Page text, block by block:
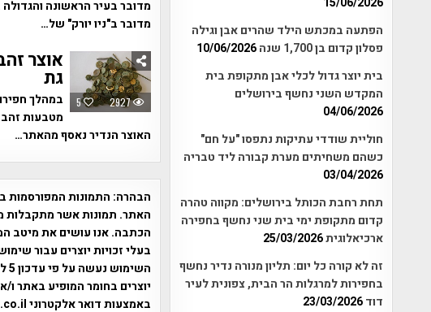
מדובר בעיר הראשונה
מדובר ב"ניו יורק" של…
5 2927
גת
במהלך
האוצר הנדיר נאסף מהאתר…
הבהרה: התמונות המפורסמות
האתר. תמונות אשר מתקבלות
הכתבה. אנו עושים את מיטב
בעלי זכויות יוצרים עבור
יוצרים בחומר המופיע באתר
הפתעה במכתש הילד שהרים אבן וגילה
פסלון קדום בן 1,700 שנה
10/06/2026
בית יוצר גדול לכלי אבן מתקופת בית
המקדש השני נחשף בירושלים
04/06/2026
חוליית שודדי עתיקות נתפסו "על חם"
כשהם משחיתים מערת קבורה ליד טבריה
03/04/2026
תחת רחבת הכותל בירושלים: מקווה טהרה
קדום מתקופת ימי בית שני נחשף בחפירה
ארכיאלוגית25/03/2026
זה לא קורה כל יום: תליון מנורה נדיר נחשף
בחפירות למרגלות הר הבית, צפונית לעיר
דוד23/03/2026